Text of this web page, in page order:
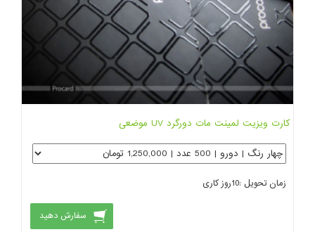
کارت ویزیت لمینت مات دورگرد UV موضعی
زمان تحویل :10روز کاری
سفارش دهید